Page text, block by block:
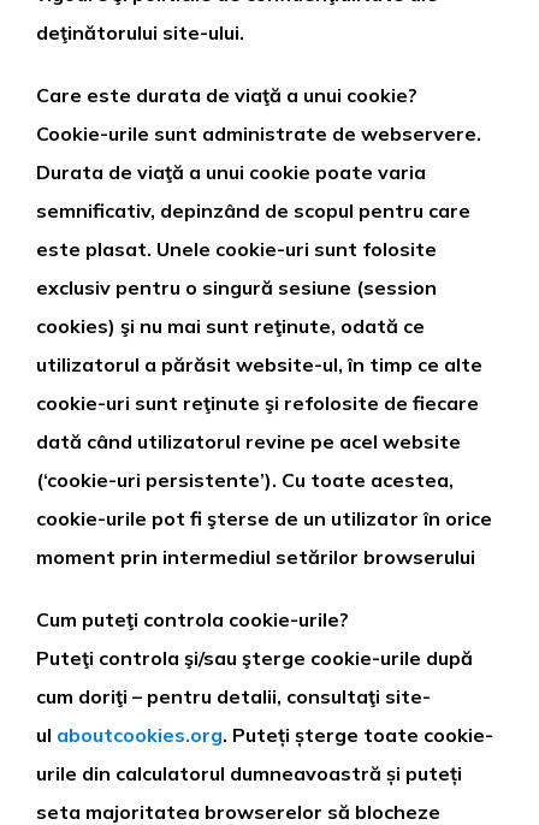
deţinătorului site-ului.
Care este durata de viaţă a unui cookie?
Cookie-urile sunt administrate de webservere.
Durata de viaţă a unui cookie poate varia
semnificativ, depinzând de scopul pentru care
este plasat. Unele cookie-uri sunt folosite
exclusiv pentru o singură sesiune (session
cookies) şi nu mai sunt reţinute, odată ce
utilizatorul a părăsit website-ul, în timp ce alte
cookie-uri sunt reţinute şi refolosite de fiecare
dată când utilizatorul revine pe acel website
(‘cookie-uri persistente’). Cu toate acestea,
cookie-urile pot fi şterse de un utilizator în orice
moment prin intermediul setărilor browserului
Cum puteţi controla cookie-urile?
Puteţi controla şi/sau şterge cookie-urile după
cum doriţi – pentru detalii, consultaţi site-
ul aboutcookies.org. Puteți șterge toate cookie-
urile din calculatorul dumneavoastră și puteți
seta majoritatea browserelor să blocheze